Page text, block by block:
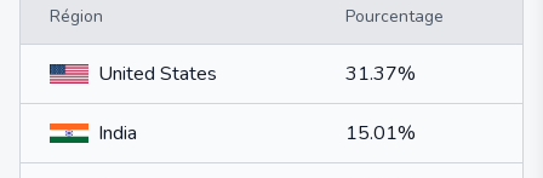
Région Pourcentage
United States 31.37%
India 15.01%